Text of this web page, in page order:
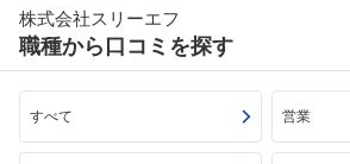
株式会社スリーエフ
職種から口コミを探す
すべて 営業